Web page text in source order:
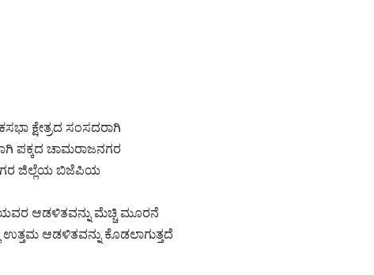
ಕ್ಷೇತ್ರದ ಸಂಸದರಾಗಿ
ಪಕ್ಕದ ಚಾಮರಾಜನಗರ
ಜಿಲ್ಲೆಯ ಬಿಜೆಪಿಯ
ಆಡಳಿತವನ್ನು ಮೆಚ್ಚಿ ಮೂರನೆ
ಆಡಳಿತವನ್ನು ಕೊಡಲಾಗುತ್ತದೆ